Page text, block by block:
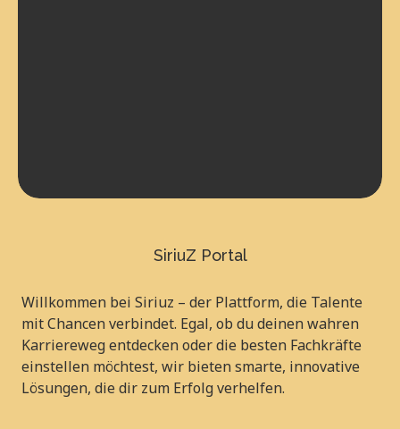
SiriuZ Portal
Willkommen bei Siriuz – der Plattform, die Talente
mit Chancen verbindet. Egal, ob du deinen wahren
Karriereweg entdecken oder die besten Fachkräfte
einstellen möchtest, wir bieten smarte, innovative
Lösungen, die dir zum Erfolg verhelfen.